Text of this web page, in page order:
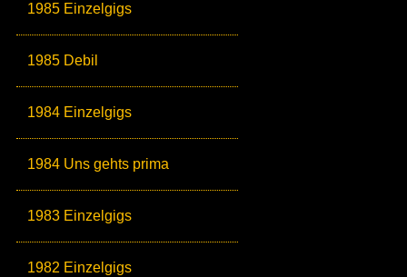
1985 Einzelgigs
1985 Debil
1984 Einzelgigs
1984 Uns gehts prima
1983 Einzelgigs
1982 Einzelgigs